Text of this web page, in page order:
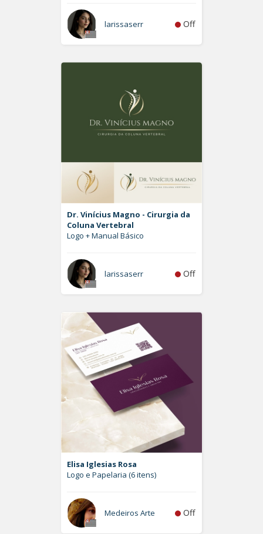
larissaserr Off
Dr. Vinícius Magno - Cirurgia da
Coluna Vertebral
Logo + Manual Básico
larissaserr Off
Elisa Iglesias Rosa
Logo e Papelaria (6 itens)
Medeiros Arte Off